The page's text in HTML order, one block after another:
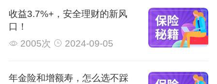
收益3.7%+，安全理财的新风
口！
2005次
2024-09-05
年金险和增额寿，怎么选不踩